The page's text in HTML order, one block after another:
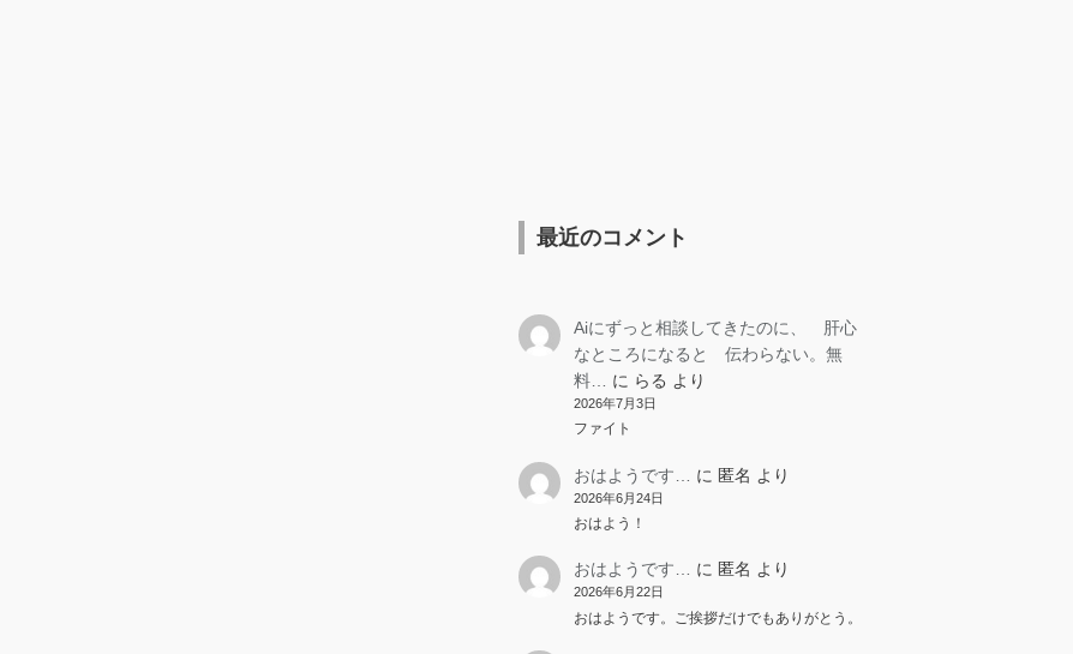
最近のコメント
Aiにずっと相談してきたのに、 肝心
なところになると 伝わらない。無
料…
に らる より
2026年7月3日
ファイト
おはようです… に 匿名 より
2026年6月24日
おはよう！
おはようです… に 匿名 より
2026年6月22日
おはようです。ご挨拶だけでもありがとう。